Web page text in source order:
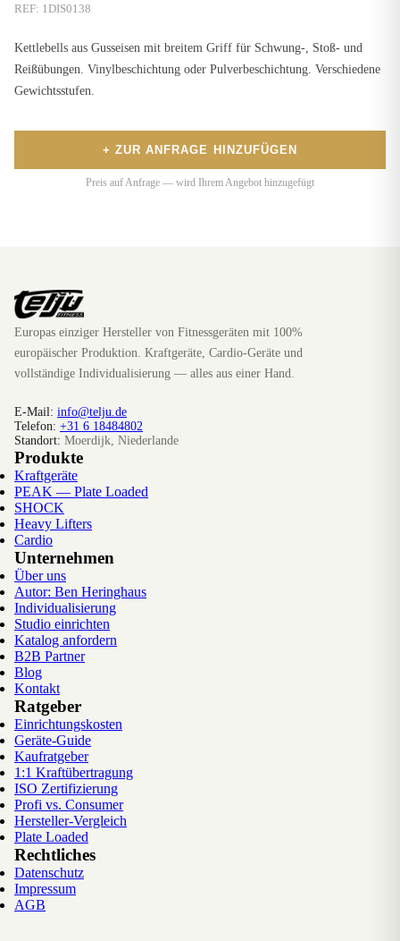
REF: 1DIS0138
Kettlebells aus Gusseisen mit breitem Griff für Schwung-, Stoß- und
Reißübungen. Vinylbeschichtung oder Pulverbeschichtung. Verschiedene
Gewichtsstufen.
+ ZUR ANFRAGE HINZUFÜGEN
Preis auf Anfrage — wird Ihrem Angebot hinzugefügt
Europas einziger Hersteller von Fitnessgeräten mit 100%
europäischer Produktion. Kraftgeräte, Cardio-Geräte und
vollständige Individualisierung — alles aus einer Hand.
E-Mail: info@telju.de
Telefon: +31 6 18484802
Standort: Moerdijk, Niederlande
Produkte
Kraftgeräte
PEAK — Plate Loaded
SHOCK
Heavy Lifters
Cardio
Unternehmen
Über uns
Autor: Ben Heringhaus
Individualisierung
Studio einrichten
Katalog anfordern
B2B Partner
Blog
Kontakt
Ratgeber
Einrichtungskosten
Geräte-Guide
Kaufratgeber
1:1 Kraftübertragung
ISO Zertifizierung
Profi vs. Consumer
Hersteller-Vergleich
Plate Loaded
Rechtliches
Datenschutz
Impressum
AGB